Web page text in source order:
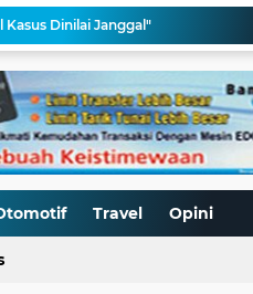
Dinilai Janggal"
Kedudukan L68TQ dalam Islam
Harus Berbuat Apa?
Pajak?
Evaluasi Arah Kebijakan
Travel Opini